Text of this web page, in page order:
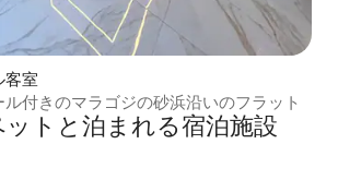
客室
付きのマラゴジの砂浜沿いのフラット
トと泊まれる宿泊施設